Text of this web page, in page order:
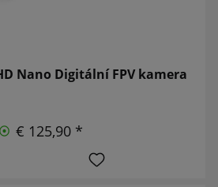
Nano Digitální FPV kamera
€ 125,90 *